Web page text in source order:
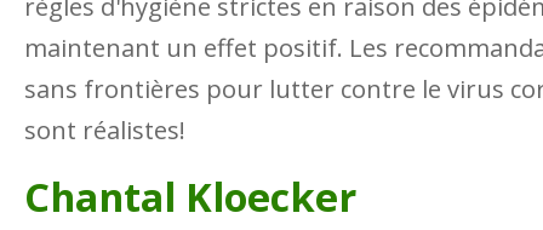
maintenant un effet positif. Les
sans frontières pour lutter contre le virus
sont réalistes!
Chantal Kloecker